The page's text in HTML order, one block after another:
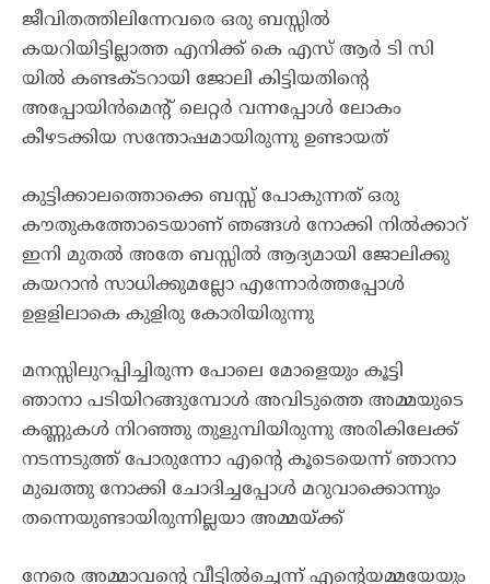
ജീവിതത്തിലിന്നേവരെ ഒരു ബസ്സിൽ
കയറിയിട്ടില്ലാത്ത എനിക്ക് കെ എസ് ആർ ടി സി
യിൽ കണ്ടക്ടറായി ജോലി കിട്ടിയതിന്റെ
അപ്പോയിൻമെന്റ് ലെറ്റർ വന്നപ്പോൾ ലോകം
കീഴടക്കിയ സന്തോഷമായിരുന്നു ഉണ്ടായത്
കുട്ടിക്കാലത്തൊക്കെ ബസ്സ് പോകുന്നത് ഒരു
കൗതുകത്തോടെയാണ് ഞങ്ങൾ നോക്കി നിൽക്കാറ്
ഇനി മുതൽ അതേ ബസ്സിൽ ആദ്യമായി ജോലിക്കു
കയറാൻ സാധിക്കുമല്ലോ എന്നോർത്തപ്പോൾ
ഉളളിലാകെ കുളിരു കോരിയിരുന്നു
മനസ്സിലുറപ്പിച്ചിരുന്ന പോലെ മോളെയും കൂട്ടി
ഞാനാ പടിയിറങ്ങുമ്പോൾ അവിടുത്തെ അമ്മയുടെ
കണ്ണുകൾ നിറഞ്ഞു തുളുമ്പിയിരുന്നു അരികിലേക്ക്
നടന്നടുത്ത് പോരുന്നോ എന്റെ കൂടെയെന്ന് ഞാനാ
മുഖത്തു നോക്കി ചോദിച്ചപ്പോൾ മറുവാക്കൊന്നും
തന്നെയുണ്ടായിരുന്നില്ലയാ അമ്മയ്ക്ക്
നേരെ അമ്മാവന്റെ വീട്ടിൽച്ചെന്ന് എന്റെയമ്മയേയും